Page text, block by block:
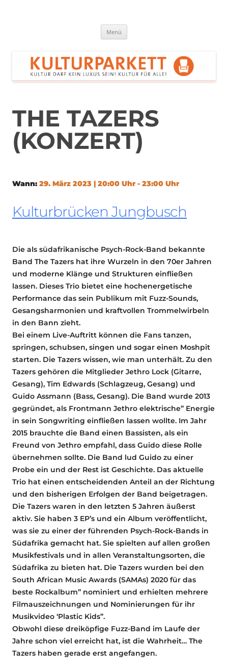
Menü
THE TAZERS
(KONZERT)
Wann: 29. März 2023 | 20:00 Uhr - 23:00 Uhr
Kulturbrücken Jungbusch
Die als südafrikanische Psych-Rock-Band bekannte
Band The Tazers hat ihre Wurzeln in den 70er Jahren
und moderne Klänge und Strukturen einfließen
lassen. Dieses Trio bietet eine hochenergetische
Performance das sein Publikum mit Fuzz-Sounds,
Gesangsharmonien und kraftvollen Trommelwirbeln
in den Bann zieht.
Bei einem Live-Auftritt können die Fans tanzen,
springen, schubsen, singen und sogar einen Moshpit
starten. Die Tazers wissen, wie man unterhält. Zu den
Tazers gehören die Mitglieder Jethro Lock (Gitarre,
Gesang), Tim Edwards (Schlagzeug, Gesang) und
Guido Assmann (Bass, Gesang). Die Band wurde 2013
gegründet, als Frontmann Jethro elektrische” Energie
in sein Songwriting einfließen lassen wollte. Im Jahr
2015 brauchte die Band einen Bassisten, als ein
Freund von Jethro empfahl, dass Guido diese Rolle
übernehmen sollte. Die Band lud Guido zu einer
Probe ein und der Rest ist Geschichte. Das aktuelle
Trio hat einen entscheidenden Anteil an der Richtung
und den bisherigen Erfolgen der Band beigetragen.
Die Tazers waren in den letzten 5 Jahren äußerst
aktiv. Sie haben 3 EP’s und ein Album veröffentlicht,
was sie zu einer der führenden Psych-Rock-Bands in
Südafrika gemacht hat. Sie spielten auf allen großen
Musikfestivals und in allen Veranstaltungsorten, die
Südafrika zu bieten hat. Die Tazers wurden bei den
South African Music Awards (SAMAs) 2020 für das
beste Rockalbum” nominiert und erhielten mehrere
Filmauszeichnungen und Nominierungen für ihr
Musikvideo ‘Plastic Kids”.
Obwohl diese dreiköpfige Fuzz-Band im Laufe der
Jahre schon viel erreicht hat, ist die Wahrheit… The
Tazers haben gerade erst angefangen.